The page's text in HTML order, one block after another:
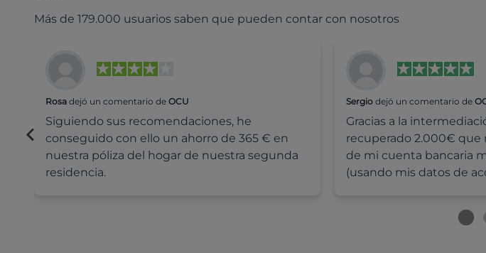
Más de 179.000 usuarios saben que pueden contar con nosotros
Rosa dejó un comentario de OCU
Siguiendo sus recomendaciones, he
conseguido con ello un ahorro de 365 € en
nuestra póliza del hogar de nuestra segunda
residencia.
Sergiodejó un comentario de
Gracias a la
recuperado 2.000€ que
de mi cuenta bancaria
(usando mis datos de